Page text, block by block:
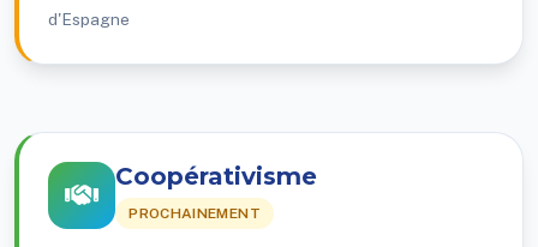
d'Espagne
Coopérativisme
PROCHAINEMENT